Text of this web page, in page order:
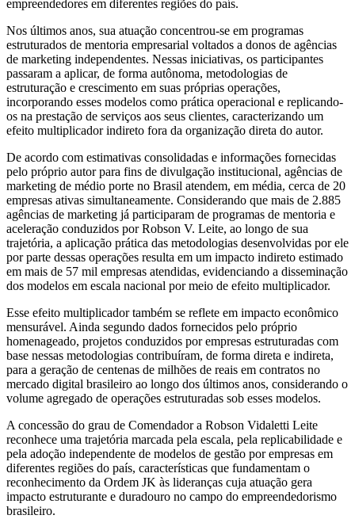
empreendedores em diferentes regiões do país.
Nos últimos anos, sua atuação concentrou-se em programas
estruturados de mentoria empresarial voltados a donos de agências
de marketing independentes. Nessas iniciativas, os participantes
passaram a aplicar, de forma autônoma, metodologias de
estruturação e crescimento em suas próprias operações,
incorporando esses modelos como prática operacional e replicando-
os na prestação de serviços aos seus clientes, caracterizando um
efeito multiplicador indireto fora da organização direta do autor.
De acordo com estimativas consolidadas e informações fornecidas
pelo próprio autor para fins de divulgação institucional, agências de
marketing de médio porte no Brasil atendem, em média, cerca de 20
empresas ativas simultaneamente. Considerando que mais de 2.885
agências de marketing já participaram de programas de mentoria e
aceleração conduzidos por Robson V. Leite, ao longo de sua
trajetória, a aplicação prática das metodologias desenvolvidas por ele
por parte dessas operações resulta em um impacto indireto estimado
em mais de 57 mil empresas atendidas, evidenciando a disseminação
dos modelos em escala nacional por meio de efeito multiplicador.
Esse efeito multiplicador também se reflete em impacto econômico
mensurável. Ainda segundo dados fornecidos pelo próprio
homenageado, projetos conduzidos por empresas estruturadas com
base nessas metodologias contribuíram, de forma direta e indireta,
para a geração de centenas de milhões de reais em contratos no
mercado digital brasileiro ao longo dos últimos anos, considerando o
volume agregado de operações estruturadas sob esses modelos.
A concessão do grau de Comendador a Robson Vidaletti Leite
reconhece uma trajetória marcada pela escala, pela replicabilidade e
pela adoção independente de modelos de gestão por empresas em
diferentes regiões do país, características que fundamentam o
reconhecimento da Ordem JK às lideranças cuja atuação gera
impacto estruturante e duradouro no campo do empreendedorismo
brasileiro.